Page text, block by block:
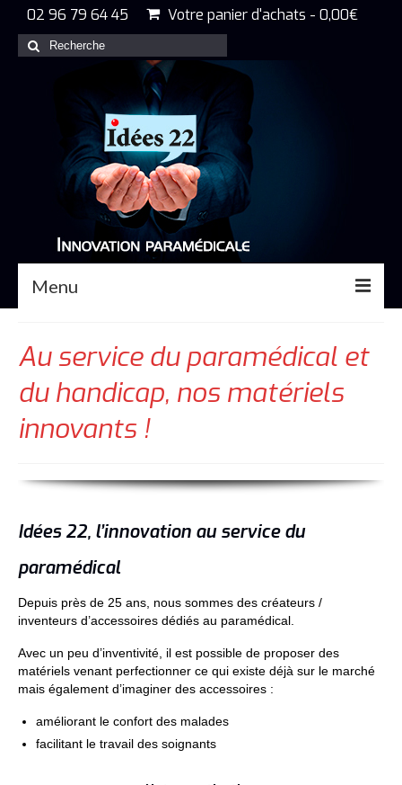
02 96 79 64 45 Votre panier d'achats - 0,00€
Rechercher
:
Menu
Nos produits
Au service du paramédical et
du handicap, nos matériels
innovants !
Idées 22, l’innovation au service du
paramédical
Depuis près de 25 ans, nous sommes des créateurs /
inventeurs d’accessoires dédiés au paramédical.
Avec un peu d’inventivité, il est possible de proposer des
matériels venant perfectionner ce qui existe déjà sur le marché
mais également d’imaginer des accessoires :
améliorant le confort des malades
facilitant le travail des soignants